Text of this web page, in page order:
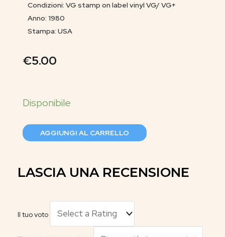
Condizioni: VG stamp on label vinyl VG/ VG+
Anno: 1980
Stampa: USA
€5.00
AGGIUNGI AL CARRELLO
LASCIA UNA RECENSIONE
Il tuo voto